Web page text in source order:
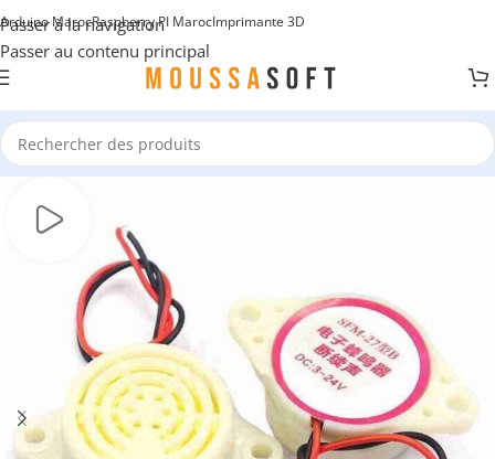
Passer à la navigation
Passer au contenu principal
Arduino MarocRaspberry PI MarocImprimante 3D